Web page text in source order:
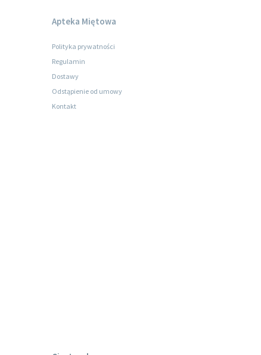
Apteka Miętowa
Polityka prywatności
Regulamin
Dostawy
Odstąpienie od umowy
Kontakt